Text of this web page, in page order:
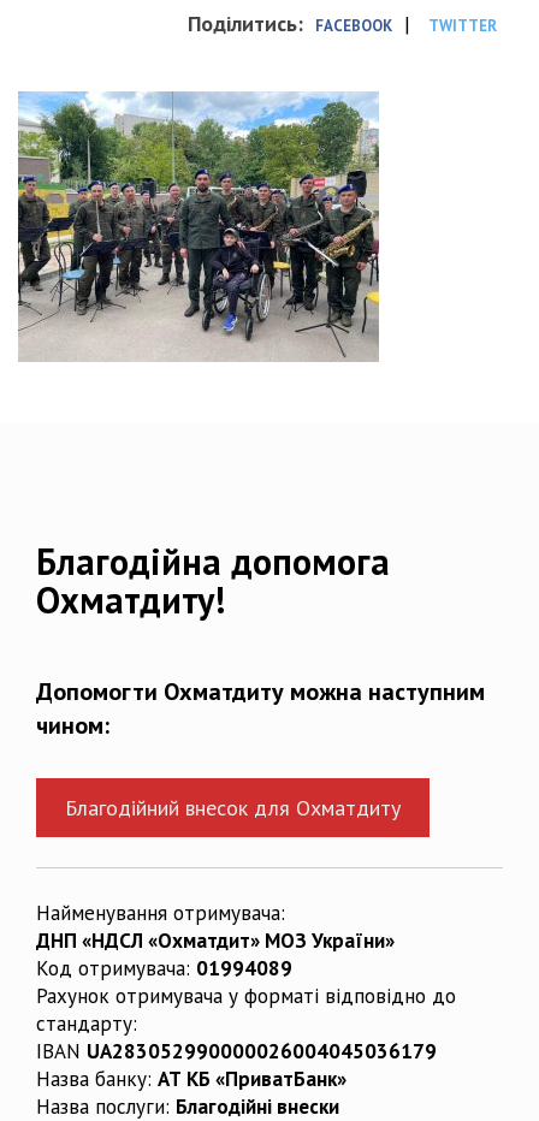
Поділитись: FACEBOOK | TWITTER
Благодійна допомога
Охматдиту!
Допомогти Охматдиту можна наступним
чином:
Благодійний внесок для Охматдиту
Найменування отримувача:
ДНП «НДСЛ «Охматдит» МОЗ України»
Код отримувача: 01994089
Рахунок отримувача у форматі відповідно до
стандарту:
IBAN UA283052990000026004045036179
Назва банку: АТ КБ «ПриватБанк»
Назва послуги: Благодійні внески